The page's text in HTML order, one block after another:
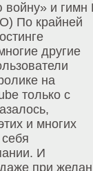
войну» и
По крайней
другие
на
только с
и многих
И
при